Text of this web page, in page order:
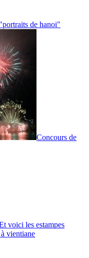
"portraits de hanoi"
Concours de
voici les estampes
vientiane